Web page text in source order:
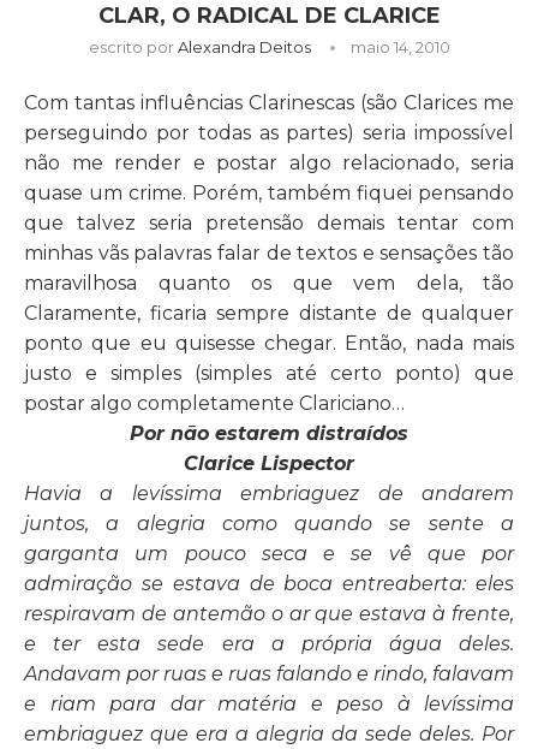
CLAR, O RADICAL DE CLARICE
escrito porAlexandra Deitos maio 14, 2010
Com tantas influências Clarinescas (são Clarices me
perseguindo por todas as partes) seria impossível
não me render e postar algo relacionado, seria
quase um crime. Porém, também fiquei pensando
que talvez seria pretensão demais tentar com
minhas vãs palavras falar de textos e sensações tão
maravilhosa quanto os que vem dela, tão
Claramente, ficaria sempre distante de qualquer
ponto que eu quisesse chegar. Então, nada mais
justo e simples (simples até certo ponto) que
postar algo completamente Clariciano…
Por não estarem distraídos
Clarice Lispector
Havia a levíssima embriaguez de andarem
juntos, a alegria como quando se sente a
garganta um pouco seca e se vê que por
admiração se estava de boca entreaberta: eles
respiravam de antemão o ar que estava à frente,
e ter esta sede era a própria água deles.
Andavam por ruas e ruas falando e rindo, falavam
e riam para dar matéria e peso à levíssima
embriaguez que era a alegria da sede deles. Por